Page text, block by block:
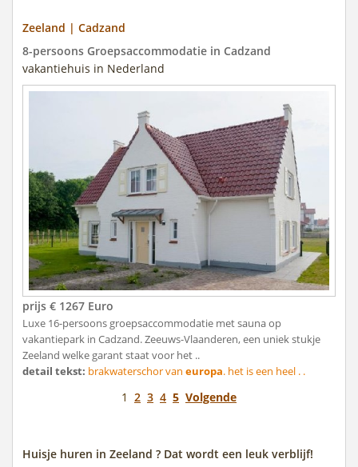
Zeeland | Cadzand
8-persoons Groepsaccommodatie in Cadzand
vakantiehuis in Nederland
prijs € 1267 Euro
Luxe 16-persoons groepsaccommodatie met sauna op
vakantiepark in Cadzand. Zeeuws-Vlaanderen, een uniek stukje
Zeeland welke garant staat voor het ..
detail tekst: brakwaterschor van europa. het is een heel . .
1 2 3 4 5 Volgende
Huisje huren in Zeeland ? Dat wordt een leuk verblijf!